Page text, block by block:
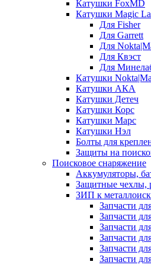
Катушки FoxMD
Катушки Magic
Для Fisher
Для Garrett
Для
Для Квэст
Для
Катушки
Катушки АКА
Катушки Детеч
Катушки Корс
Катушки Марс
Катушки Нэл
Болты для
Защиты на
Поисковое снаряжение
Аккумуляторы,
Защитные чехлы,
ЗИП к
Запчасти
Запчасти
Запчасти
Запчасти
Запчасти
Запчасти